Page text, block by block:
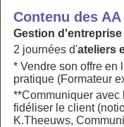
Contenu des AA
Gestion
2 journées d'ateliers
* Vendre son offre en
pratique (Formateur
**Communiquer
fidéliser le client
K.Theeuws,